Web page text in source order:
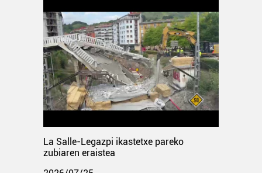
La Salle-Legazpi ikastetxe pareko
zubiaren eraistea